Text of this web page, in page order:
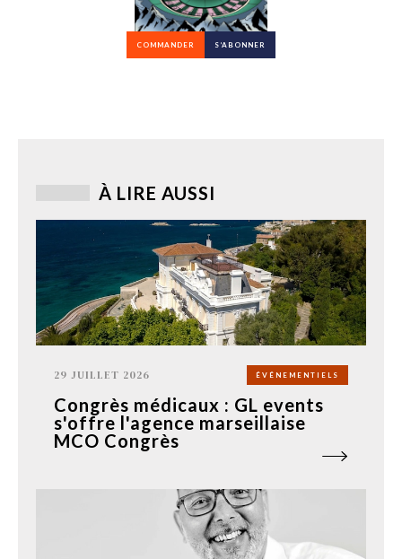
COMMANDER S’ABONNER
À LIRE AUSSI
29 JUILLET 2026 ÉVÉNEMENTIELS
Congrès médicaux : GL events
s'offre l'agence marseillaise
MCO Congrès